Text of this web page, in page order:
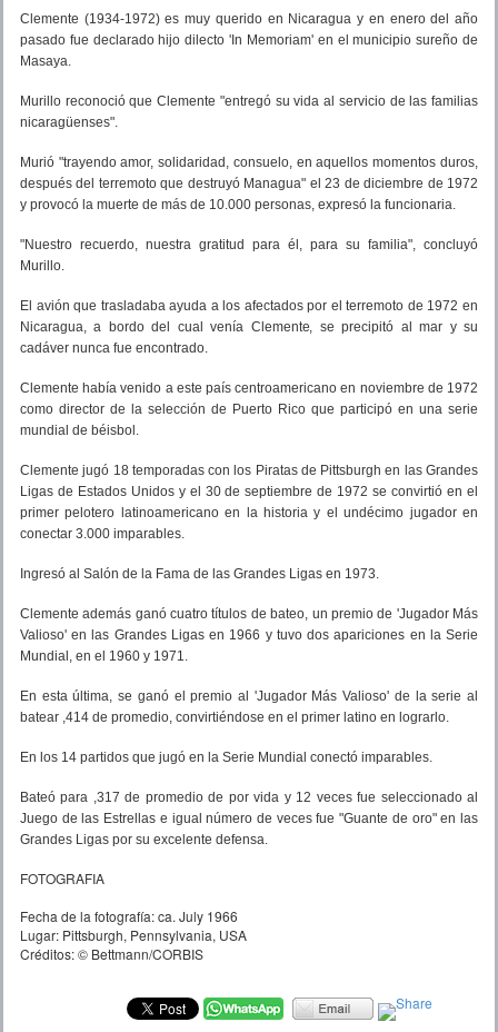
Clemente (1934-1972) es muy querido en Nicaragua y en enero del año
pasado fue declarado hijo dilecto 'In Memoriam' en el municipio sureño de
Masaya.
Murillo reconoció que Clemente "entregó su vida al servicio de las familias
nicaragüenses".
Murió "trayendo amor, solidaridad, consuelo, en aquellos momentos duros,
después del terremoto que destruyó Managua" el 23 de diciembre de 1972
y provocó la muerte de más de 10.000 personas, expresó la funcionaria.
"Nuestro recuerdo, nuestra gratitud para él, para su familia", concluyó
Murillo.
El avión que trasladaba ayuda a los afectados por el terremoto de 1972 en
Nicaragua, a bordo del cual venía Clemente, se precipitó al mar y su
cadáver nunca fue encontrado.
Clemente había venido a este país centroamericano en noviembre de 1972
como director de la selección de Puerto Rico que participó en una serie
mundial de béisbol.
Clemente jugó 18 temporadas con los Piratas de Pittsburgh en las Grandes
Ligas de Estados Unidos y el 30 de septiembre de 1972 se convirtió en el
primer pelotero latinoamericano en la historia y el undécimo jugador en
conectar 3.000 imparables.
Ingresó al Salón de la Fama de las Grandes Ligas en 1973.
Clemente además ganó cuatro títulos de bateo, un premio de 'Jugador Más
Valioso' en las Grandes Ligas en 1966 y tuvo dos apariciones en la Serie
Mundial, en el 1960 y 1971.
En esta última, se ganó el premio al 'Jugador Más Valioso' de la serie al
batear ,414 de promedio, convirtiéndose en el primer latino en lograrlo.
En los 14 partidos que jugó en la Serie Mundial conectó imparables.
Bateó para ,317 de promedio de por vida y 12 veces fue seleccionado al
Juego de las Estrellas e igual número de veces fue "Guante de oro" en las
Grandes Ligas por su excelente defensa.
FOTOGRAFIA
Fecha de la fotografía:ca. July 1966
Lugar: Pittsburgh, Pennsylvania, USA
Créditos:© Bettmann/CORBIS